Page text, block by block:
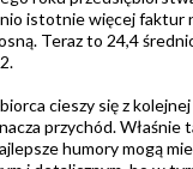
istotnie więcej faktur
Teraz to 24,4
cieszy się z
przychód. Właśnie
humory mogą